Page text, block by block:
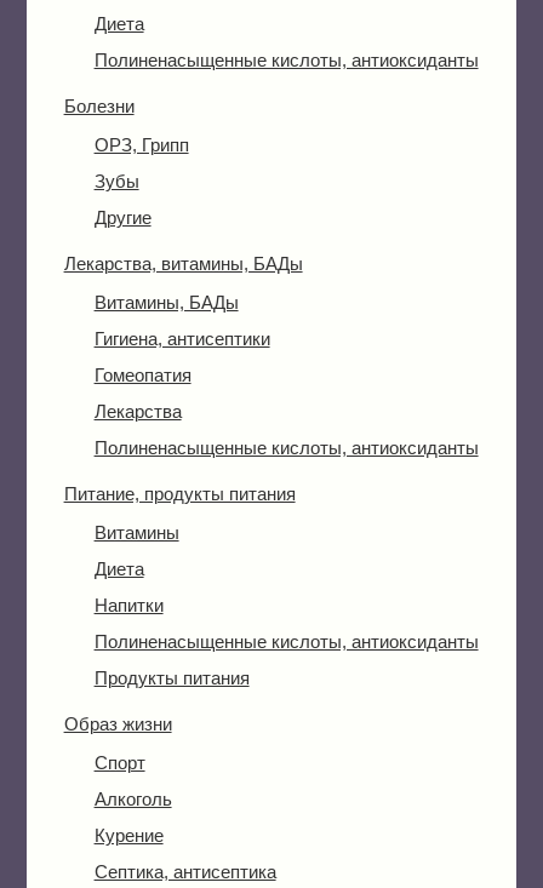
Диета
Полиненасыщенные кислоты, антиоксиданты
Болезни
ОРЗ, Грипп
Зубы
Другие
Лекарства, витамины, БАДы
Витамины, БАДы
Гигиена, антисептики
Гомеопатия
Лекарства
Полиненасыщенные кислоты, антиоксиданты
Питание, продукты питания
Витамины
Диета
Напитки
Полиненасыщенные кислоты, антиоксиданты
Продукты питания
Образ жизни
Спорт
Алкоголь
Курение
Септика, антисептика